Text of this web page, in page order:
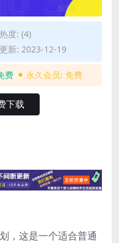
度: (4)
新: 2023-12-19
费 永久会员: 免费
下载
，这是一个适合普通